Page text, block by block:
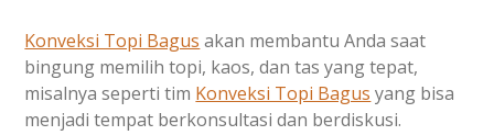
Konveksi Topi Bagus akan membantu Anda saat
bingung memilih topi, kaos, dan tas yang tepat,
misalnya seperti tim Konveksi Topi Bagus yang bisa
menjadi tempat berkonsultasi dan berdiskusi.